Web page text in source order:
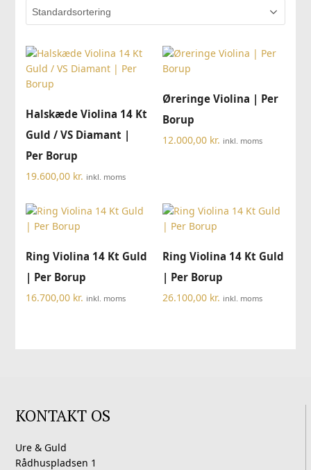
Halskæde Violina 14 Kt
Guld / VS Diamant |
Per Borup
19.600,00 kr. inkl. moms
Øreringe Violina | Per
Borup
12.000,00 kr. inkl. moms
Ring Violina 14 Kt Guld
| Per Borup
16.700,00 kr. inkl. moms
Ring Violina 14 Kt Guld
| Per Borup
26.100,00 kr. inkl. moms
KONTAKT OS
Ure & Guld
Rådhuspladsen 1